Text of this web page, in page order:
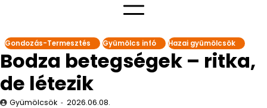
Gondozás-Termesztés Gyümölcs infó Hazai gyümölcsök
Bodza betegségek – ritka,
de létezik
Gyümölcsök 2026.06.08.